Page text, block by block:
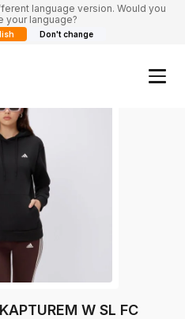
language version. Would you
your language?
Don't change
W SL FC